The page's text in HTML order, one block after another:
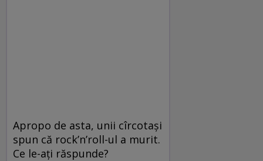
Apropo de asta, unii cîrcotași
spun că rock’n’roll-ul a murit.
Ce le-ați răspunde?